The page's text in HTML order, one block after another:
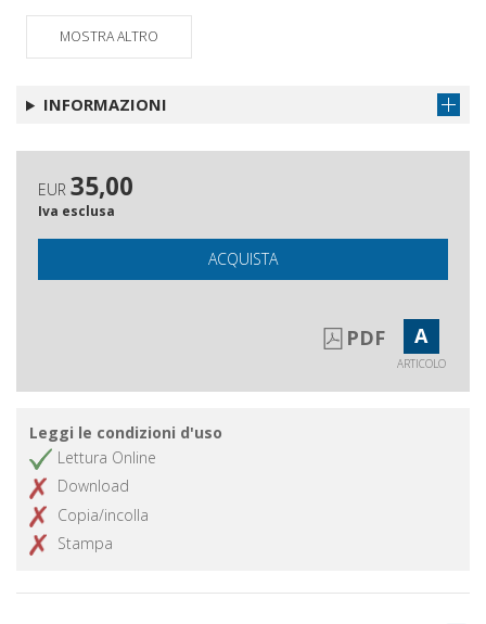
MOSTRA ALTRO
INFORMAZIONI
EUR 35,00
Iva esclusa
ACQUISTA
PDF A
ARTICOLO
Leggi le condizioni d'uso
Lettura Online
Download
Copia/incolla
Stampa